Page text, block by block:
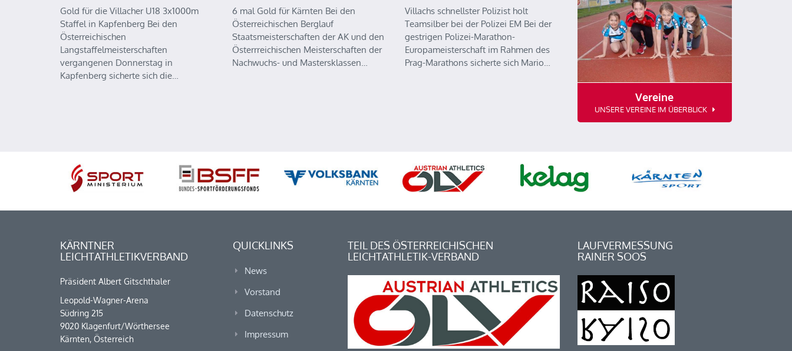
Gold für die Villacher U18 3x1000m
Staffel in Kapfenberg Bei den
Österreichischen
Langstaffelmeisterschaften
vergangenen Donnerstag in
Kapfenberg sicherte sich die…
6 mal Gold für Kärnten Bei den
Österreichischen Berglauf
Staatsmeisterschaften der AK und den
Österrreichischen Meisterschaften der
Nachwuchs- und Mastersklassen…
Villachs schnellster Polizist holt
Teamsilber bei der Polizei EM Bei der
gestrigen Polizei-Marathon-
Europameisterschaft im Rahmen des
Prag-Marathons sicherte sich Mario…
Vereine
UNSERE VEREINE IM ÜBERBLICK
KÄRNTNER
LEICHTATHLETIKVERBAND
Präsident Albert Gitschthaler
Leopold-Wagner-Arena
Südring 215
9020 Klagenfurt/Wörthersee
Kärnten, Österreich
QUICKLINKS
News
Vorstand
Datenschutz
Impressum
TEIL DES ÖSTERREICHISCHEN
LEICHTATHLETIK-VERBAND
LAUFVERMESSUNG
RAINER SOOS